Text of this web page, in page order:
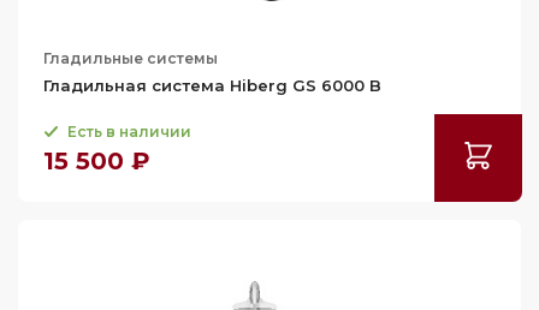
Гладильные системы
Гладильная система Hiberg GS 6000 B
Есть в наличии
15 500 ₽